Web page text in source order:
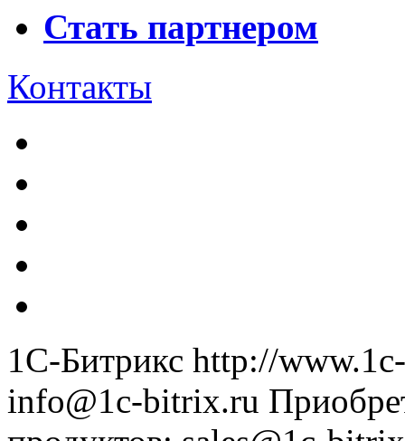
Стать партнером
Контакты
1С-Битрикс http://
info@1c-bitrix.ru